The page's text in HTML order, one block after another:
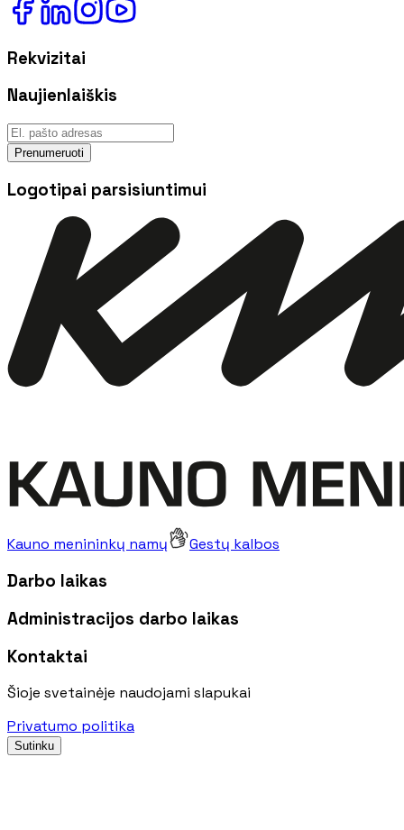
Rekvizitai
Naujienlaiškis
Prenumeruoti
Logotipai parsisiuntimui
Kauno menininkų namų Gestų kalbos
Darbo laikas
Administracijos darbo laikas
Kontaktai
Šioje svetainėje naudojami slapukai
Privatumo politika
Sutinku